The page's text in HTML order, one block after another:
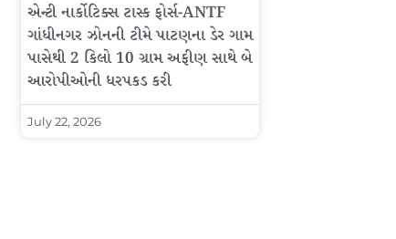
એન્ટી નાર્કોટિક્સ ટાસ્ક ફોર્સ-ANTF
ગાંધીનગર ઝોનની ટીમે પાટણના ડેર ગામ
પાસેથી 2 કિલો 10 ગ્રામ અફીણ સાથે બે
આરોપીઓની ધરપકડ કરી
July 22, 2026